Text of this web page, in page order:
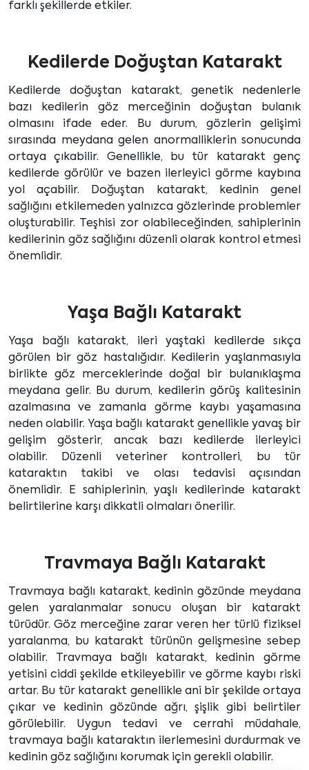
farklı şekillerde etkiler.
Kedilerde Doğuştan Katarakt
Kedilerde doğuştan katarakt, genetik nedenlerle
bazı kedilerin göz merceğinin doğuştan bulanık
olmasını ifade eder. Bu durum, gözlerin gelişimi
sırasında meydana gelen anormalliklerin sonucunda
ortaya çıkabilir. Genellikle, bu tür katarakt genç
kedilerde görülür ve bazen ilerleyici görme kaybına
yol açabilir. Doğuştan katarakt, kedinin genel
sağlığını etkilemeden yalnızca gözlerinde problemler
oluşturabilir. Teşhisi zor olabileceğinden, sahiplerinin
kedilerinin göz sağlığını düzenli olarak kontrol etmesi
önemlidir.
Yaşa Bağlı Katarakt
Yaşa bağlı katarakt, ileri yaştaki kedilerde sıkça
görülen bir göz hastalığıdır. Kedilerin yaşlanmasıyla
birlikte göz merceklerinde doğal bir bulanıklaşma
meydana gelir. Bu durum, kedilerin görüş kalitesinin
azalmasına ve zamanla görme kaybı yaşamasına
neden olabilir. Yaşa bağlı katarakt genellikle yavaş bir
gelişim gösterir, ancak bazı kedilerde ilerleyici
olabilir. Düzenli veteriner kontrolleri, bu tür
kataraktın takibi ve olası tedavisi açısından
önemlidir. E sahiplerinin, yaşlı kedilerinde katarakt
belirtilerine karşı dikkatli olmaları önerilir.
Travmaya Bağlı Katarakt
Travmaya bağlı katarakt, kedinin gözünde meydana
gelen yaralanmalar sonucu oluşan bir katarakt
türüdür. Göz merceğine zarar veren her türlü fiziksel
yaralanma, bu katarakt türünün gelişmesine sebep
olabilir. Travmaya bağlı katarakt, kedinin görme
yetisini ciddi şekilde etkileyebilir ve görme kaybı riski
artar. Bu tür katarakt genellikle ani bir şekilde ortaya
çıkar ve kedinin gözünde ağrı, şişlik gibi belirtiler
görülebilir. Uygun tedavi ve cerrahi müdahale,
travmaya bağlı kataraktın ilerlemesini durdurmak ve
kedinin göz sağlığını korumak için gerekli olabilir.